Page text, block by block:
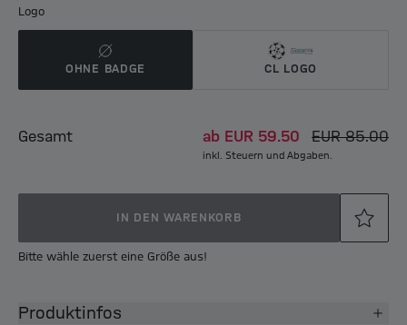
Logo
OHNE BADGE CL LOGO
Gesamt ab EUR 59.50 EUR 85.00
inkl. Steuern und Abgaben.
IN DEN WARENKORB
Bitte wähle zuerst eine Größe aus!
Produktinfos